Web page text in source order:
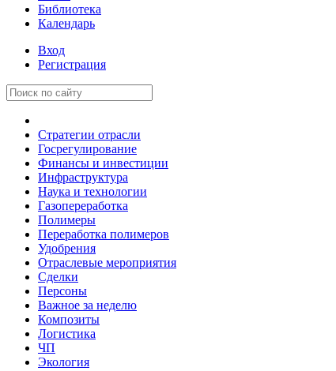
Библиотека
Календарь
Вход
Регистрация
Стратегии отрасли
Госрегулирование
Финансы и инвестиции
Инфраструктура
Наука и технологии
Газопереработка
Полимеры
Переработка полимеров
Удобрения
Отраслевые мероприятия
Сделки
Персоны
Важное за неделю
Композиты
Логистика
ЧП
Экология